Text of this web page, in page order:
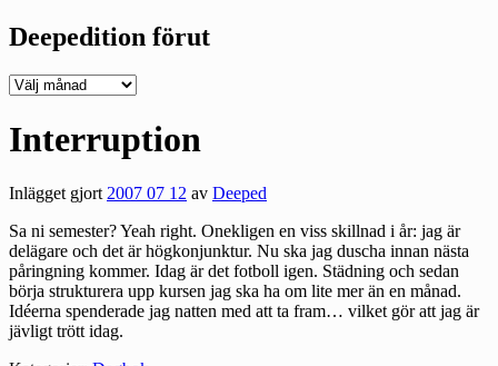
Deepedition förut
Deepedition
Interruption
Inlägget gjort2007 07 12 av Deeped
Sa ni semester? Yeah right. Onekligen en viss skillnad i år: jag är
delägare och det är högkonjunktur. Nu ska jag duscha innan nästa
påringning kommer. Idag är det fotboll igen. Städning och sedan
börja strukturera upp kursen jag ska ha om lite mer än en månad.
Idéerna spenderade jag natten med att ta fram… vilket gör att jag är
jävligt trött idag.